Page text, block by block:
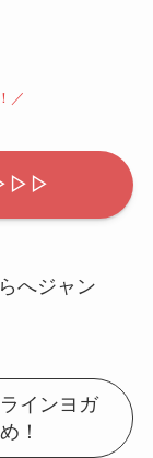
／
▷▷▷
へジャン
インヨガ
！